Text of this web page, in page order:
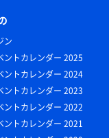
ン
ントカレンダー 2025
ントカレンダー 2024
ントカレンダー 2023
ントカレンダー 2022
ントカレンダー 2021